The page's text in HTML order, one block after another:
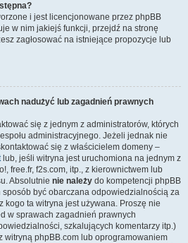
i jest licencjonowane przez phpBB
w nim jakiejś funkcji, przejdź na stronę
zagłosować na istniejące propozycje lub
nadużyć lub zagadnień prawnych
się z jednym z administratorów, których
administracyjnego. Jeżeli jednak nie
się z właścicielem domeny –
lub, jeśli witryna jest uruchomiona na jednym z
free.fr, f2s.com, itp., z kierownictwem lub
Absolutnie nie należy do kompetencji phpBB
sposób być obarczana odpowiedzialnością za
kogo ta witryna jest używana. Proszę nie
w sprawach zagadnień prawnych
szkalujących komentarzy itp.)
witryną phpBB.com lub oprogramowaniem